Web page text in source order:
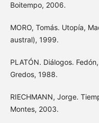
Boitempo, 2006.
MORO, Tomás. Utopía,
austral), 1999.
PLATÓN. Diálogos.
Gredos, 1988.
RIECHMANN, Jorge.
Montes, 2003.